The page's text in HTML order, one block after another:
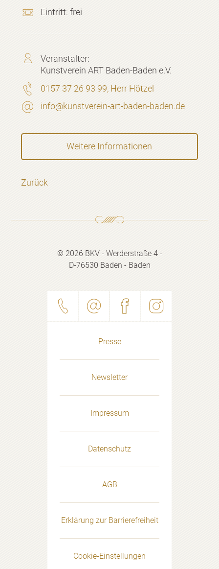
Eintritt: frei
Veranstalter:
Kunstverein ART Baden-Baden e.V.
0157 37 26 93 99, Herr Hötzel
info@kunstverein-art-baden-baden.de
Weitere Informationen
Zurück
© 2026 BKV - Werderstraße 4 -
D-76530 Baden - Baden
Presse
Newsletter
Impressum
Datenschutz
AGB
Erklärung zur Barrierefreiheit
Cookie-Einstellungen